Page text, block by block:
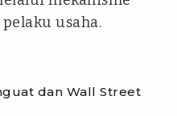
usaha.
dan Wall Street